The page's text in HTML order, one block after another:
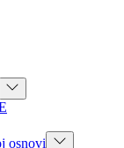
osnovi